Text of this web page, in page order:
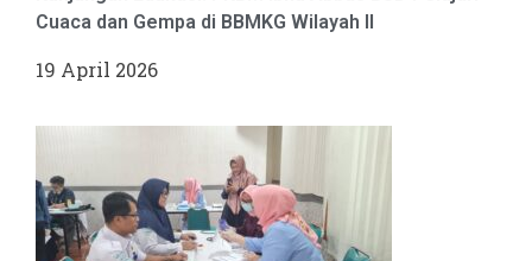
Cuaca dan Gempa di BBMKG Wilayah II
19 April 2026